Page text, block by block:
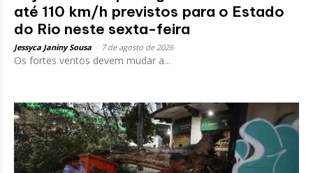
até 110 km/h previstos para o Estado
do Rio neste sexta-feira
Jessyca Janiny Sousa 7 de agosto de 2026
Os fortes ventos devem mudar a...